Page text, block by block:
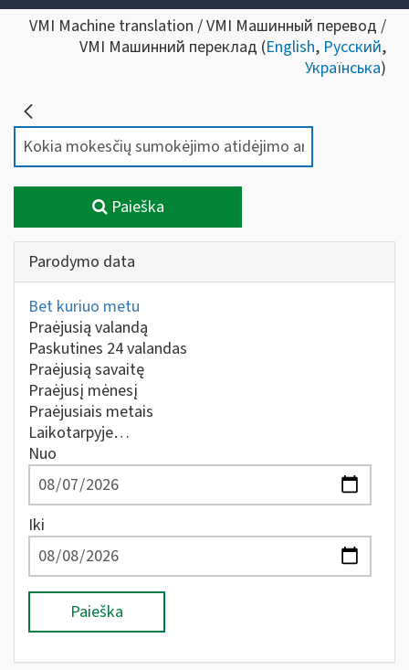
VMI Machine translation / VMI Машинный перевод /
VMI Машинний переклад (English, Русский,
Українська)
Paieška
Parodymo data
Bet kuriuo metu
Praėjusią valandą
Paskutines 24 valandas
Praėjusią savaitę
Praėjusį mėnesį
Praėjusiais metais
Laikotarpyje…
Nuo
Iki
Paieška